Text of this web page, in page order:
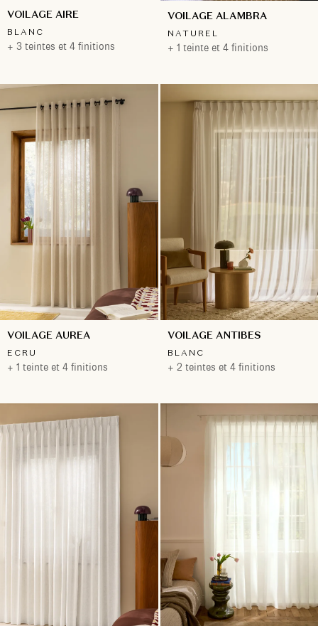
VOILAGE AIRE
BLANC
+ 3 teintes et 4 finitions
VOILAGE ALAMBRA
NATUREL
+ 1 teinte et 4 finitions
VOILAGE AUREA
ECRU
+ 1 teinte et 4 finitions
VOILAGE ANTIBES
BLANC
+ 2 teintes et 4 finitions